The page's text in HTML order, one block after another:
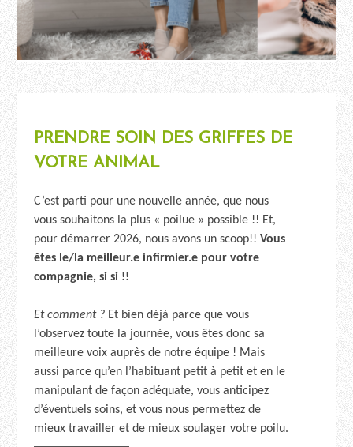
PRENDRE SOIN DES GRIFFES DE
VOTRE ANIMAL
C’est parti pour une nouvelle année, que nous
vous souhaitons la plus « poilue » possible !! Et,
pour démarrer 2026, nous avons un scoop!! Vous
êtes le/la meilleur.e infirmier.e pour votre
compagnie, si si !!
Et comment ? Et bien déjà parce que vous
l’observez toute la journée, vous êtes donc sa
meilleure voix auprès de notre équipe ! Mais
aussi parce qu’en l’habituant petit à petit et en le
manipulant de façon adéquate, vous anticipez
d’éventuels soins, et vous nous permettez de
mieux travailler et de mieux soulager votre poilu.